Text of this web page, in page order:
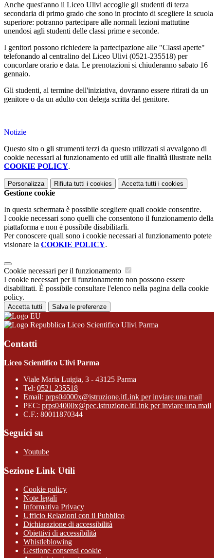
Anche quest'anno il Liceo Ulivi accoglie gli studenti di terza
secondaria di primo grado che sono in procinto di scegliere la scuola
superiore: potranno partecipare alle normali lezioni mattutine
unendosi agli studenti delle classi prime e seconde.
I genitori possono richiedere la partecipazione alle "Classi aperte"
telefonando al centralino del Liceo Ulivi (0521-235518) per
concordare orario e data. Le prenotazioni si chiuderanno sabato 16
gennaio.
Gli studenti, al termine dell'iniziativa, dovranno essere ritirati da un
genitore o da un adulto con delega scritta del genitore.
Notizie
Questo sito o gli strumenti terzi da questo utilizzati si avvalgono di
cookie necessari al funzionamento ed utili alle finalità illustrate nella
COOKIE POLICY.
Personalizza Rifiuta tutti i cookies Accetta tutti i cookies
Gestione cookie
In questa schermata è possibile scegliere quali cookie consentire.
I cookie necessari sono quelli che consentono il funzionamento della
piattaforma e non è possibile disabilitarli.
Per conoscere quali sono i cookie necessari al funzionamento potete
visionare la COOKIE POLICY.
Cookie necessari per il funzionamento
I cookie necessari per il funzionamento non possono essere
disabilitati. È possibile consultare l'elenco nella pagina della cookie
policy.
Accetta tutti Salva le preferenze
Liceo Scientifico Ulivi Parma
Contatti
Liceo Scientifico Ulivi Parma
Viale Maria Luigia, 3 - 43125 Parma
Tel: 0521 235518
Email: prps04000x@istruzione.itLink per inviare una mail
PEC: prps04000x@pec.istruzione.itLink per inviare una mail
C.F.: 80011870344
Seguici su
Youtube
Sezione Link Utili
Cookie policy
Note legali
Informativa Privacy
Ufficio Relazioni con il Pubblico
Dichiarazione di accessibilità
Obiettivi di accessibilità
Whistleblowing
Gestione consensi cookie